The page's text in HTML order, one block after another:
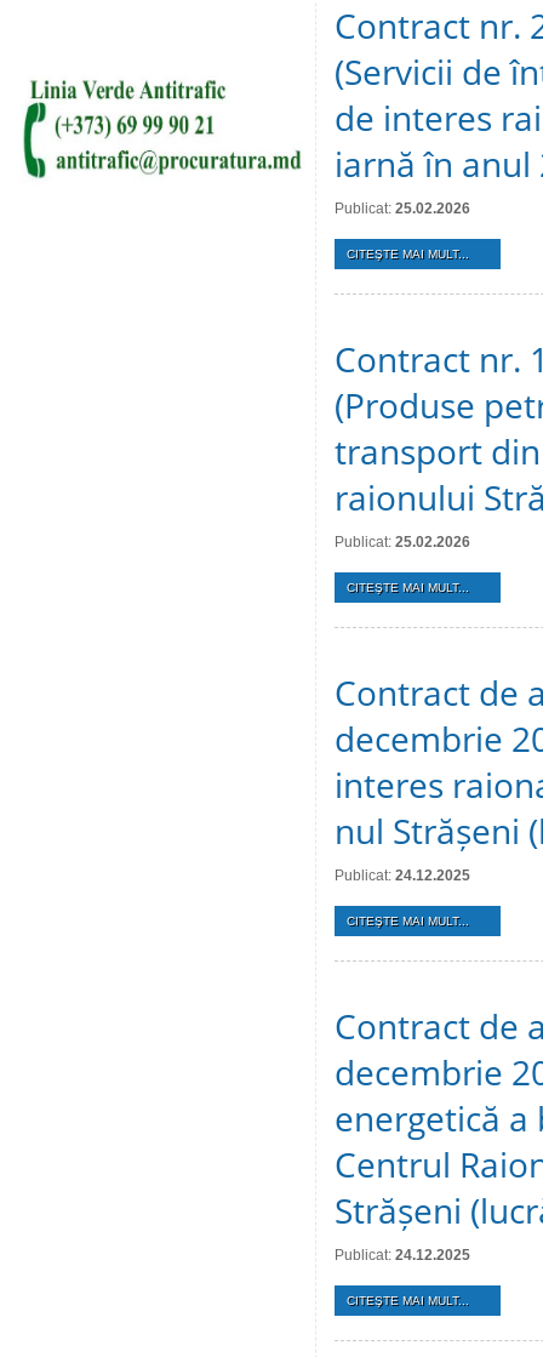
Contract nr.
(Servicii de
de interes
iarnă în anul
Publicat: 25.02.2026
CITEŞTE MAI MULT...
Contract nr.
(Produse
transport
raionului
Publicat: 25.02.2026
CITEŞTE MAI MULT...
Contract de
decembrie
interes
nul Strășeni
Publicat: 24.12.2025
CITEŞTE MAI MULT...
Contract de
decembrie
energetică
Centrul
Strășeni
Publicat: 24.12.2025
CITEŞTE MAI MULT...